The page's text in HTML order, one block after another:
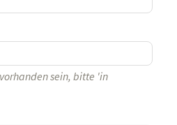
sein, bitte 'in